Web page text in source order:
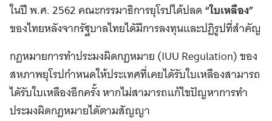
ในปี พ.ศ. 2562 คณะกรรมาธิการยุโรปได้ปลด“ใบเหลือง”
ของไทยหลังจากรัฐบาลไทยไดัมีการลงทุนและปฏิรูปที่สำคัญ
กฎหมายการทําประมงผิดกฎหมาย (IUU Regulation) ของ
สหภาพยุโรปกําหนดให้ประเทศที่เคยไดัรับใบเหลืองสามารถ
ไดัรับใบเหลืองอีกครั้ง หากไม่สามารถแก้ไขปัญหาการทํา
ประมงผิดกฎหมายไดัตามสัญญา